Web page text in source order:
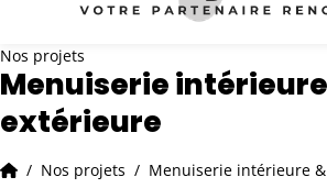
Nos projets
Menuiserie
extérieure
Nos projets Menuiserie intérieure